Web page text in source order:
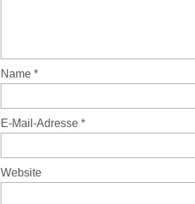
Name *
E-Mail-Adresse *
Website